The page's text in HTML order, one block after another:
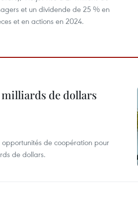
et un dividende de 25 % en
et en actions en 2024.
de dollars
opportunités de coopération pour
de dollars.